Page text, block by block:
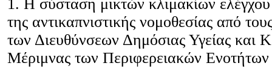
1. Η σύσταση μικτών κλιμακίων
της αντικαπνιστικής νομοθεσίας από
των Διευθύνσεων Δημόσιας Υγείας και
Μέριμνας των Περιφερειακών Ενοτήτων